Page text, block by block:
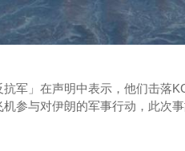
军」在声明中表示，他们击落
参与对伊朗的军事行动，此次